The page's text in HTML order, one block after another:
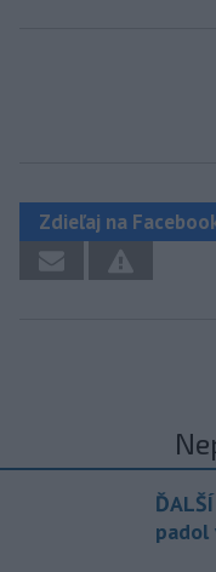
Zdieľaj na
padol